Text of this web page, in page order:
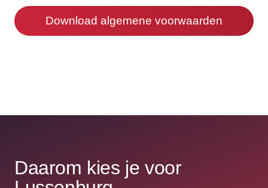
Download algemene voorwaarden
Daarom kies je voor